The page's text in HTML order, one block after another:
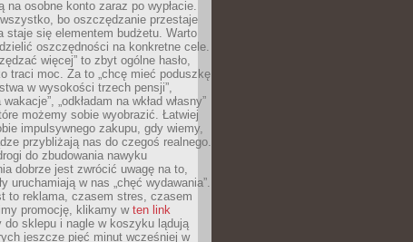
na osobne konto zaraz po wypłacie.
bo oszczędzanie przestaje
staje się elementem budżetu. Warto
oszczędności na konkretne cele.
więcej” to zbyt ogólne hasło,
traci moc. Za to „chcę mieć poduszkę
w wysokości trzech pensji”,
„odkładam na wkład własny”
możemy sobie wyobrazić. Łatwiej
impulsywnego zakupu, gdy wiemy,
przybliżają nas do czegoś realnego.
do zbudowania nawyku
dobrze jest zwrócić uwagę na to,
uruchamiają w nas „chęć wydawania”.
to reklama, czasem stres, czasem
promocję, klikamy wten link
do sklepu i nagle w koszyku lądują
jeszcze pięć minut wcześniej w